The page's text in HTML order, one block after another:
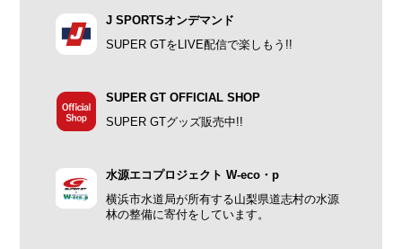
J SPORTSオンデマンド
SUPER GTをLIVE配信で楽しもう!!
SUPER GT OFFICIAL SHOP
SUPER GTグッズ販売中!!
水源エコプロジェクト W-eco・p
横浜市水道局が所有する山梨県道志村の水源
林の整備に寄付をしています。